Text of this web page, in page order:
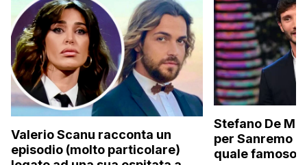
Valerio Scanu racconta un
episodio (molto particolare)
Stefano De
per Sanremo
quale famoso